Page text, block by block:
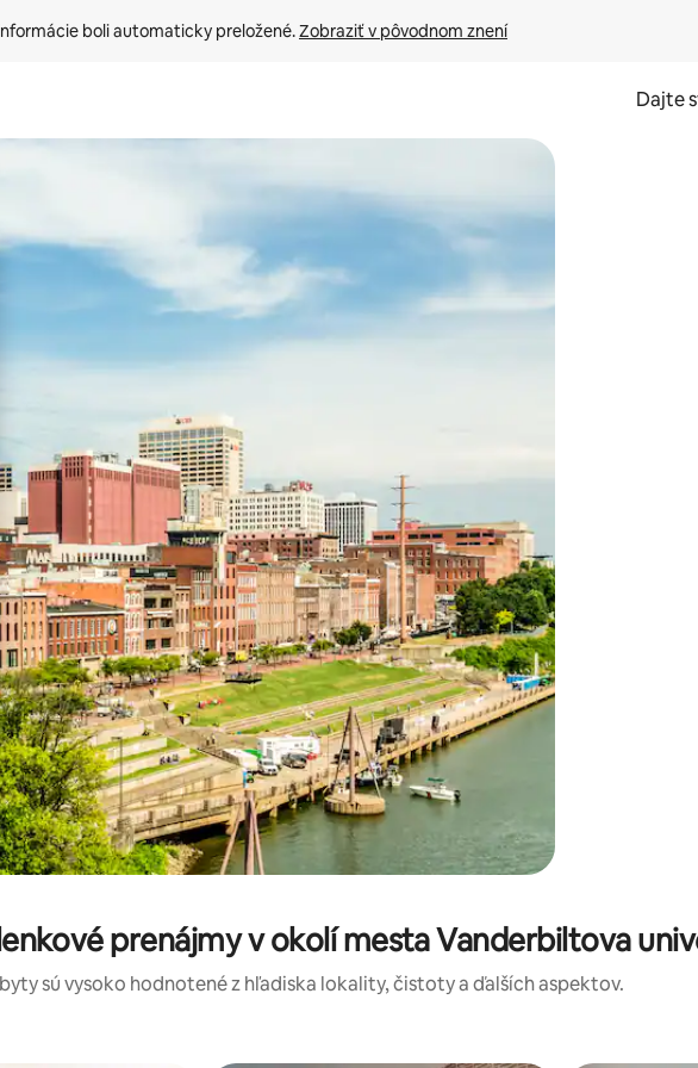
boli automaticky preložené. Zobraziť v pôvodnom znení
Dajte
klávesov so šípkami nahor a nadol alebo ich preskúmať pomocou dotykových
prenájmy v okolí mesta Vanderbiltova
sú vysoko hodnotené z hľadiska lokality, čistoty a ďalších aspektov.